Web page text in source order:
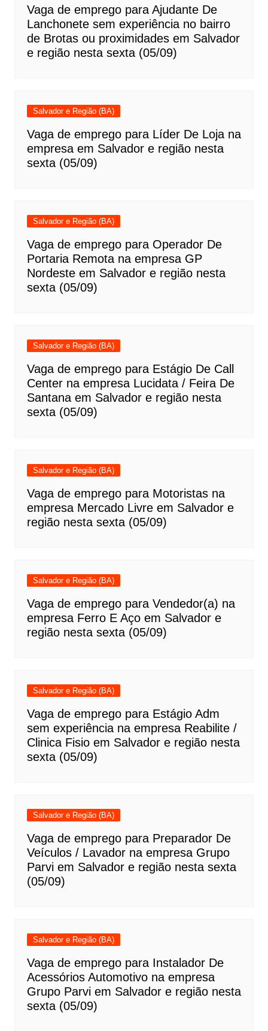
Vaga de emprego para Ajudante De
Lanchonete sem experiência no bairro
de Brotas ou proximidades em Salvador
e região nesta sexta (05/09)
Salvador e Região (BA)
Vaga de emprego para Líder De Loja na
empresa em Salvador e região nesta
sexta (05/09)
Salvador e Região (BA)
Vaga de emprego para Operador De
Portaria Remota na empresa GP
Nordeste em Salvador e região nesta
sexta (05/09)
Salvador e Região (BA)
Vaga de emprego para Estágio De Call
Center na empresa Lucidata / Feira De
Santana em Salvador e região nesta
sexta (05/09)
Salvador e Região (BA)
Vaga de emprego para Motoristas na
empresa Mercado Livre em Salvador e
região nesta sexta (05/09)
Salvador e Região (BA)
Vaga de emprego para Vendedor(a) na
empresa Ferro E Aço em Salvador e
região nesta sexta (05/09)
Salvador e Região (BA)
Vaga de emprego para Estágio Adm
sem experiência na empresa Reabilite /
Clinica Fisio em Salvador e região nesta
sexta (05/09)
Salvador e Região (BA)
Vaga de emprego para Preparador De
Veículos / Lavador na empresa Grupo
Parvi em Salvador e região nesta sexta
(05/09)
Salvador e Região (BA)
Vaga de emprego para Instalador De
Acessórios Automotivo na empresa
Grupo Parvi em Salvador e região nesta
sexta (05/09)